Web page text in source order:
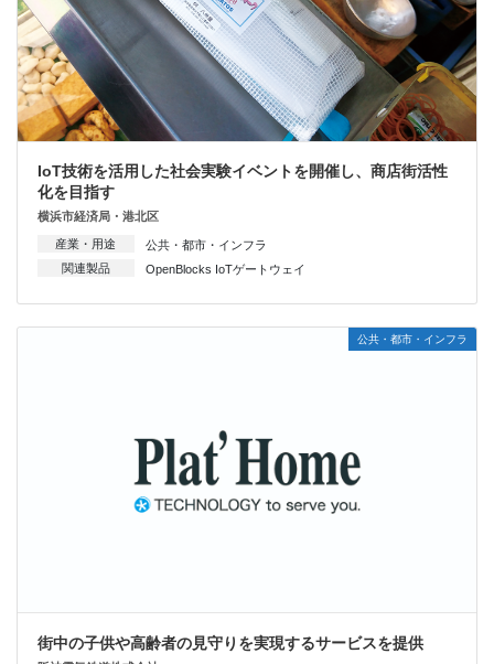
IoT技術を活用した社会実験イベントを開催し、商店街活性
化を目指す
横浜市経済局・港北区
産業・用途
公共・都市・インフラ
関連製品
OpenBlocks IoTゲートウェイ
公共・都市・インフラ
街中の子供や高齢者の見守りを実現するサービスを提供